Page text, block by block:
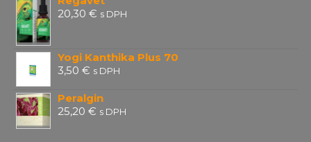
20,30€ s DPH
Yogi Kanthika Plus 70
3,50€ s DPH
Peralgin
25,20€ s DPH